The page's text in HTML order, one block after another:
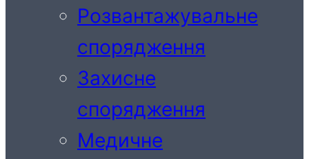
Розвантажувальне
спорядження
Захисне
спорядження
Медичне